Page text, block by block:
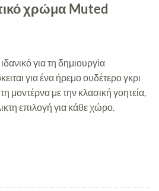
χρώμα Muted
για τη δημιουργία
για ένα ήρεμο ουδέτερο γκρι
μοντέρνα με την κλασική γοητεία,
επιλογή για κάθε χώρο.